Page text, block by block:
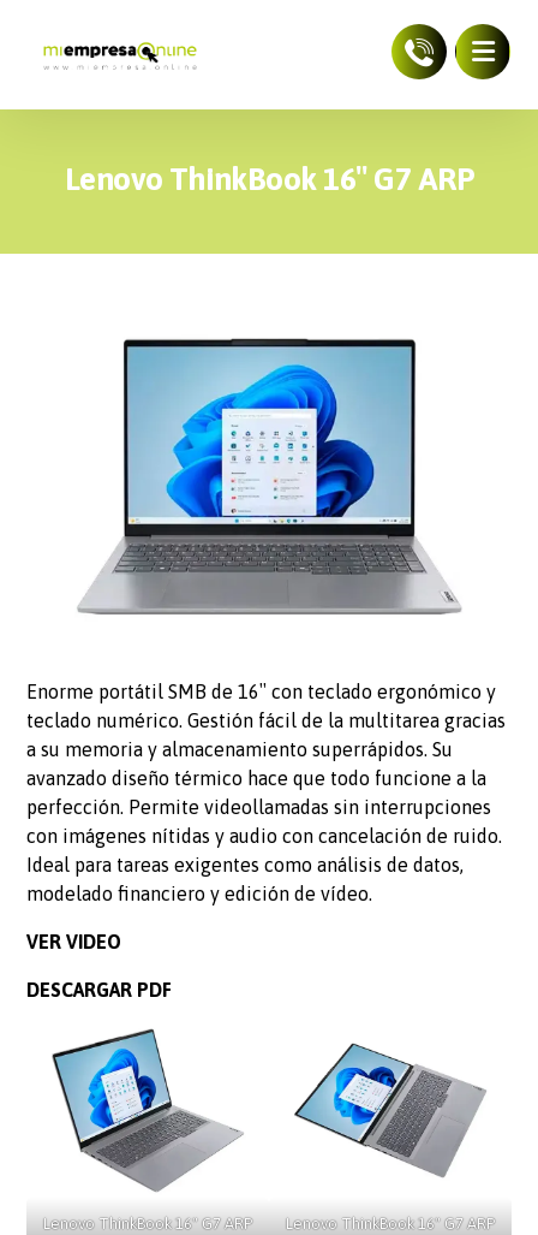
Lenovo ThinkBook 16″ G7 ARP
Enorme portátil SMB de 16″ con teclado ergonómico y
teclado numérico. Gestión fácil de la multitarea gracias
a su memoria y almacenamiento superrápidos. Su
avanzado diseño térmico hace que todo funcione a la
perfección. Permite videollamadas sin interrupciones
con imágenes nítidas y audio con cancelación de ruido.
Ideal para tareas exigentes como análisis de datos,
modelado financiero y edición de vídeo.
VER VIDEO
DESCARGAR PDF
Lenovo ThinkBook 16" G7 ARP
Lenovo ThinkBook 16" G7 ARP